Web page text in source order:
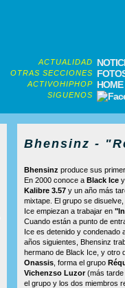
ACTUALIDAD
OTRAS SECCIONES
ACTIVOHIPHOP HOME
SIGUENOS
Bhensinz -
Bhensinz produce sus
En 2000 conoce a Black Ice
Kalibre 3.57y un año más
mixtape. El grupo se
Ice empiezan a trabajar en
Cuando están a punto de
Ice es detenido y condenado
años siguientes, Bhensinz
hermano de Black Ice, y otro
Onassis, forma el grupo
Vichenzso Luzor(más tarde
el grupo y los dos miembros